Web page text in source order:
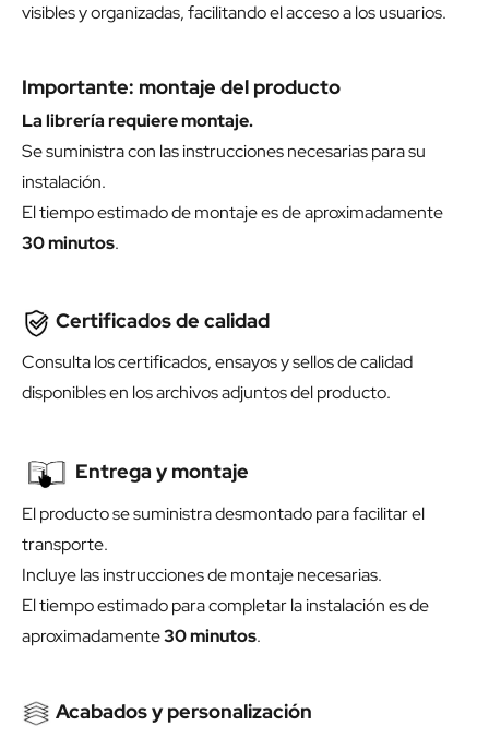
visibles y organizadas, facilitando el acceso a los usuarios.
Importante: montaje del producto
La librería requiere montaje.
Se suministra con las instrucciones necesarias para su
instalación.
El tiempo estimado de montaje es de aproximadamente
30 minutos.
Certificados de calidad
Consulta los certificados, ensayos y sellos de calidad
disponibles en los archivos adjuntos del producto.
Entrega y montaje
El producto se suministra desmontado para facilitar el
transporte.
Incluye las instrucciones de montaje necesarias.
El tiempo estimado para completar la instalación es de
aproximadamente30 minutos.
Acabados y personalización